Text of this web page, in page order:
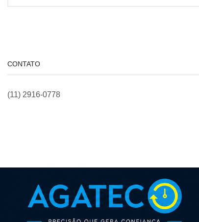
CONTATO
(11) 2916-0778